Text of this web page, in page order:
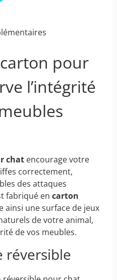
pour
l’intégrité
chatencourage votre
correctement,
des attaques
fabriqué en carton
ainsi une surface de jeux
de votre animal,
de vos meubles.
réversible